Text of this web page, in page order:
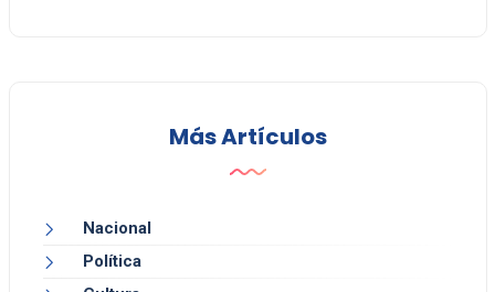
Más Artículos
Nacional
Política